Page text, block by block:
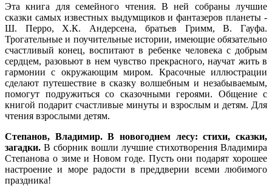
Эта книга для семейного чтения. В ней собраны лучшие
сказки самых известных выдумщиков и фантазеров планеты -
Ш. Перро, Х.К. Андерсена, братьев Гримм, В. Гауфа.
Трогательные и поучительные истории, имеющие обязательно
счастливый конец, воспитают в ребенке человека с добрым
сердцем, разовьют в нем чувство прекрасного, научат жить в
гармонии с окружающим миром. Красочные иллюстрации
сделают путешествие в сказку волшебным и незабываемым,
помогут подружиться со сказочными героями. Общение с
книгой подарит счастливые минуты и взрослым и детям. Для
чтения взрослыми детям.
Степанов, Владимир. В новогоднем лесу: стихи, сказки,
загадки. В сборник вошли лучшие стихотворения Владимира
Степанова о зиме и Новом годе. Пусть они подарят хорошее
настроение и море радости в преддверии всеми любимого
праздника!